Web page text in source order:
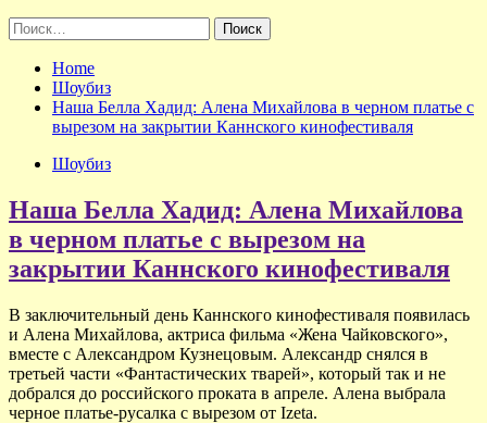
Найти:
Home
Шоубиз
Наша Белла Хадид: Алена Михайлова в черном платье с
вырезом на закрытии Каннского кинофестиваля
Шоубиз
Наша Белла Хадид: Алена Михайлова
в черном платье с вырезом на
закрытии Каннского кинофестиваля
В заключительный день Каннского кинофестиваля появилась
и Алена Михайлова, актриса фильма «Жена Чайковского»,
вместе с Александром Кузнецовым. Александр снялся в
третьей части «Фантастических тварей», который так и не
добрался до российского проката в апреле. Алена выбрала
черное платье-русалка с вырезом от Izeta.